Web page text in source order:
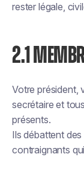
rester légale,
2.1
Votre président,
secrétaire et
présents.
Ils débattent
contraignants